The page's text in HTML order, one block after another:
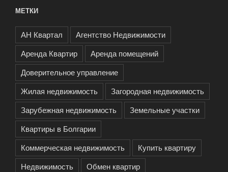
МЕТКИ
АН Квартал
Агентство Недвижимости
Аренда Квартир
Аренда помещений
Доверительное управление
Жилая недвижимость
Загородная недвижимость
Зарубежная недвижимость
Земельные участки
Квартиры в Болгарии
Коммерческая недвижимость
Купить квартиру
Недвижимость
Обмен квартир